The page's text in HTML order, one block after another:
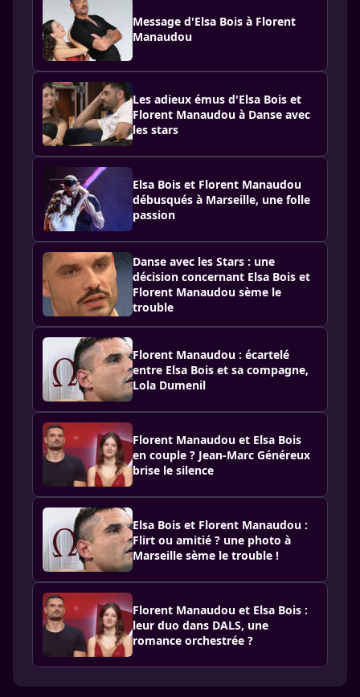
Message d'Elsa Bois à Florent
Manaudou
Les adieux émus d'Elsa Bois et
Florent Manaudou à Danse avec
les stars
Elsa Bois et Florent Manaudou
débusqués à Marseille, une folle
passion
Danse avec les Stars : une
décision concernant Elsa Bois et
Florent Manaudou sème le
trouble
Florent Manaudou : écartelé
entre Elsa Bois et sa compagne,
Lola Dumenil
Florent Manaudou et Elsa Bois
en couple ? Jean-Marc Généreux
brise le silence
Elsa Bois et Florent Manaudou :
Flirt ou amitié ? une photo à
Marseille sème le trouble !
Florent Manaudou et Elsa Bois :
leur duo dans DALS, une
romance orchestrée ?